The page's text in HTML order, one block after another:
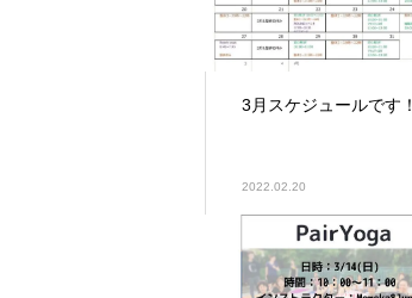
3月スケジュールです！
2022.02.20